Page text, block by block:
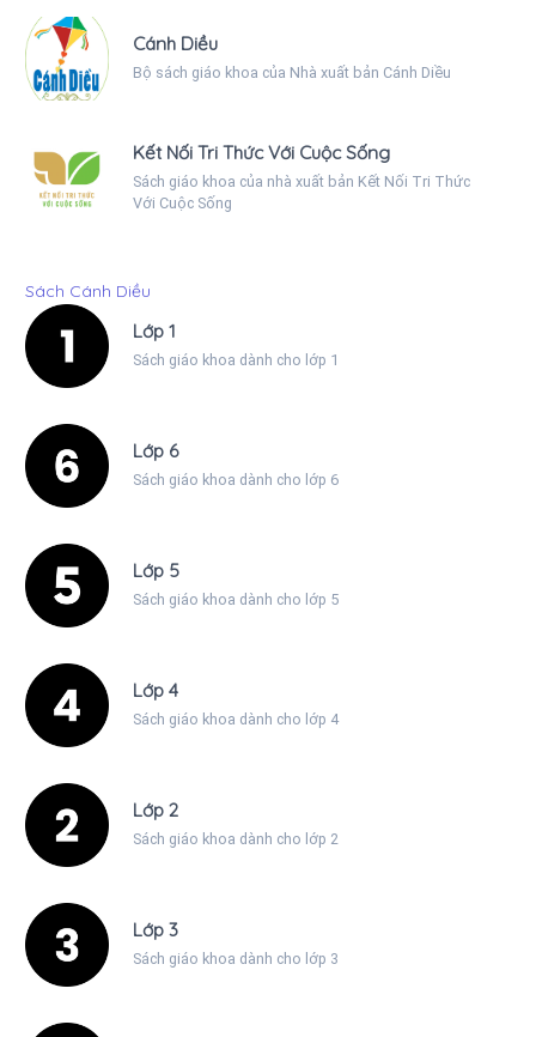
Cánh Diều
Bộ sách giáo khoa của Nhà xuất bản Cánh Diều
Kết Nối Tri Thức Với Cuộc Sống
Sách giáo khoa của nhà xuất bản Kết Nối Tri Thức
Với Cuộc Sống
Sách Cánh Diều
Lớp 1
Sách giáo khoa dành cho lớp 1
Lớp 6
Sách giáo khoa dành cho lớp 6
Lớp 5
Sách giáo khoa dành cho lớp 5
Lớp 4
Sách giáo khoa dành cho lớp 4
Lớp 2
Sách giáo khoa dành cho lớp 2
Lớp 3
Sách giáo khoa dành cho lớp 3